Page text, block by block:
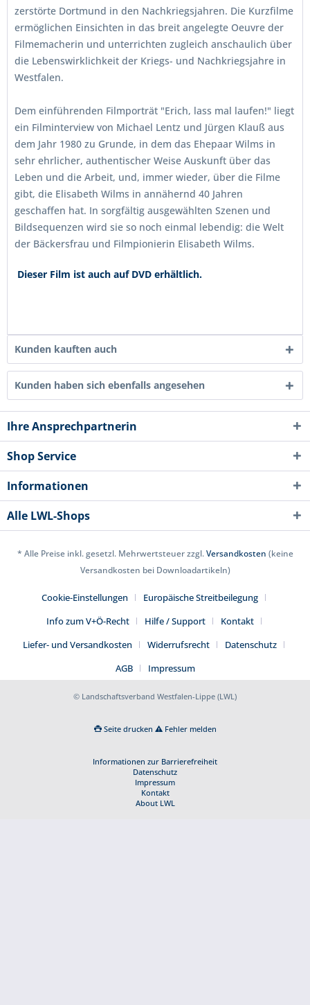
zerstörte Dortmund in den Nachkriegsjahren. Die Kurzfilme
ermöglichen Einsichten in das breit angelegte Oeuvre der
Filmemacherin und unterrichten zugleich anschaulich über
die Lebenswirklichkeit der Kriegs- und Nachkriegsjahre in
Westfalen.
Dem einführenden Filmporträt "Erich, lass mal laufen!" liegt
ein Filminterview von Michael Lentz und Jürgen Klauß aus
dem Jahr 1980 zu Grunde, in dem das Ehepaar Wilms in
sehr ehrlicher, authentischer Weise Auskunft über das
Leben und die Arbeit, und, immer wieder, über die Filme
gibt, die Elisabeth Wilms in annähernd 40 Jahren
geschaffen hat. In sorgfältig ausgewählten Szenen und
Bildsequenzen wird sie so noch einmal lebendig: die Welt
der Bäckersfrau und Filmpionierin Elisabeth Wilms.
Dieser Film ist auch auf DVD erhältlich.
Kunden kauften auch
Kunden haben sich ebenfalls angesehen
Ihre Ansprechpartnerin
Shop Service
Informationen
Alle LWL-Shops
* Alle Preise inkl. gesetzl. Mehrwertsteuer zzgl.Versandkosten (keine
Versandkosten bei Downloadartikeln)
Cookie-Einstellungen
Europäische Streitbeilegung
Info zum V+Ö-Recht
Hilfe / Support
Kontakt
Liefer- und Versandkosten
Widerrufsrecht
Datenschutz
AGB
Impressum
© Landschaftsverband Westfalen-Lippe (LWL)
Seite drucken Fehler melden
Informationen zur Barrierefreiheit
Datenschutz
Impressum
Kontakt
About LWL